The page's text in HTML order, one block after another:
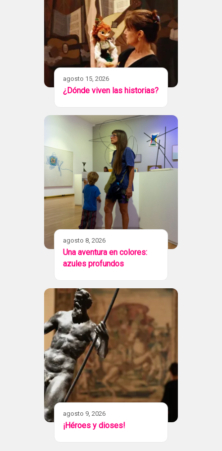
agosto 15, 2026
¿Dónde viven las historias?
agosto 8, 2026
Una aventura en colores:
azules profundos
agosto 9, 2026
¡Héroes y dioses!